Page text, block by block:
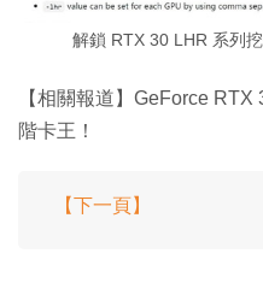
解鎖 RTX 30 LHR 系列
【相關報道】GeForce
階卡王！
【下一頁】